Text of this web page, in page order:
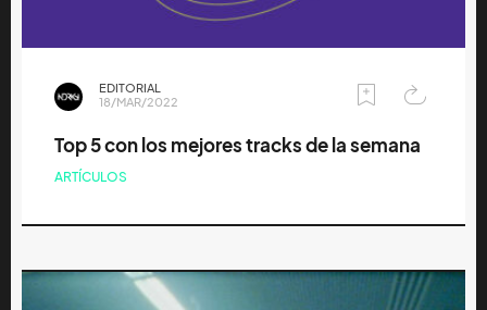
EDITORIAL
18/MAR/2022
Top 5 con los mejores tracks de la semana
ARTÍCULOS